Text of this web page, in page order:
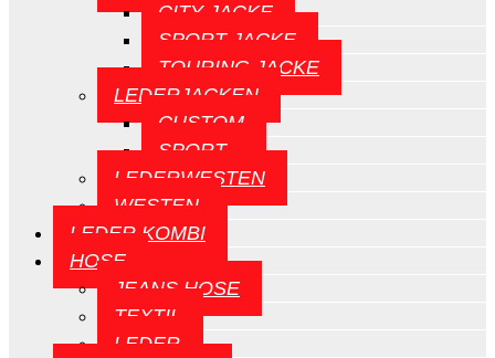
CITY JACKE
SPORT JACKE
TOURING JACKE
LEDERJACKEN
CUSTOM
SPORT
LEDERWESTEN
WESTEN
LEDER KOMBI
HOSE
JEANS HOSE
TEXTIL
LEDER